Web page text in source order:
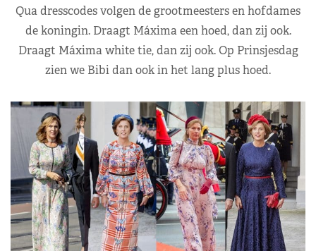
Qua dresscodes volgen de grootmeesters en hofdames
de koningin. Draagt Máxima een hoed, dan zij ook.
Draagt Máxima white tie, dan zij ook. Op Prinsjesdag
zien we Bibi dan ook in het lang plus hoed.